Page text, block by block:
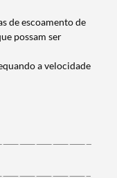
de escoamento de
possam ser
a velocidade